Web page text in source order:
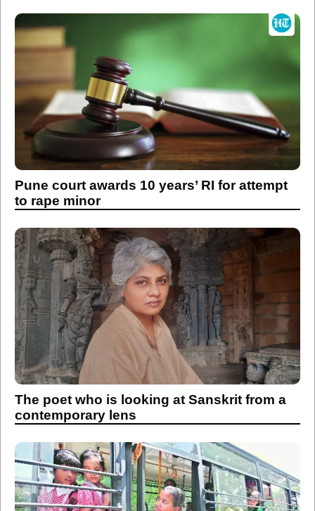
Pune court awards 10 years’ RI for attempt
to rape minor
The poet who is looking at Sanskrit from a
contemporary lens